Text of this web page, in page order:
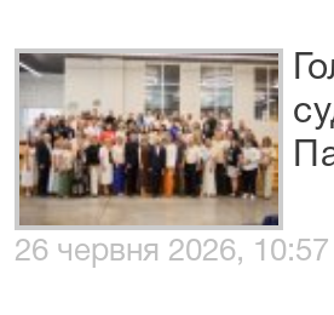
26 червня 2026, 10:57